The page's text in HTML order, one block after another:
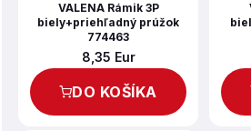
VALENA Rámik 3P
biely+priehľadný prúžok
774463
8,35 Eur
DO KOŠÍKA